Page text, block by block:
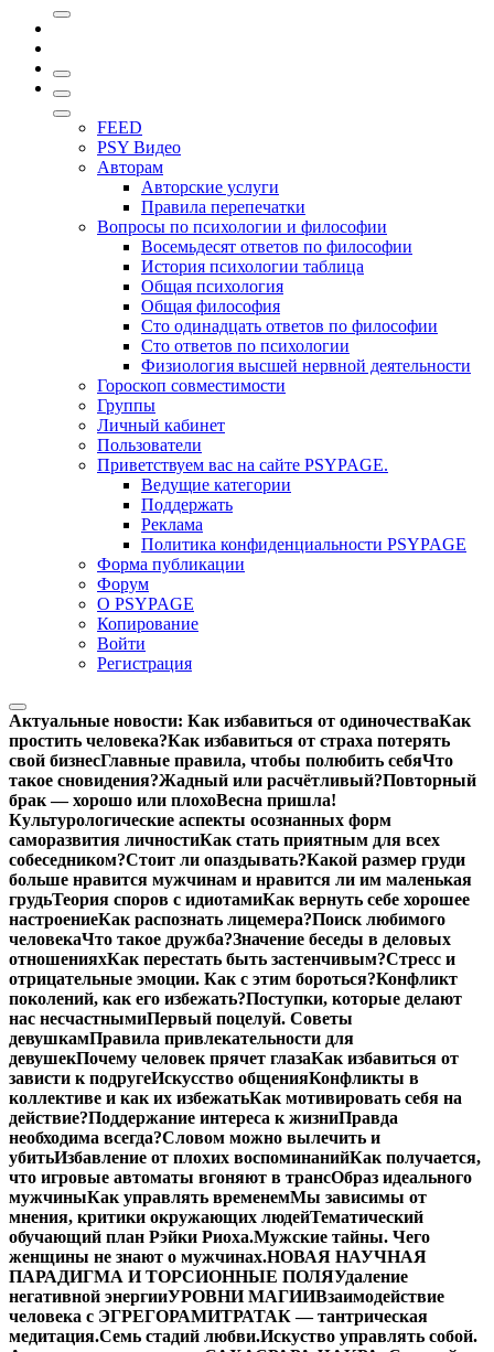
FEED
PSY Видео
Авторам
Авторские услуги
Правила перепечатки
Вопросы по психологии и философии
Восемьдесят ответов по философии
История психологии таблица
Общая психология
Общая философия
Сто одинадцать ответов по философии
Сто ответов по психологии
Физиология высшей нервной деятельности
Гороскоп совместимости
Группы
Личный кабинет
Пользователи
Приветствуем вас на сайте PSYPAGE.
Ведущие категории
Поддержать
Реклама
Политика конфиденциальности PSYPAGE
Форма публикации
Форум
О PSYPAGE
Копирование
Войти
Регистрация
Актуальные новости: Как избавиться от одиночестваКак
простить человека?Как избавиться от страха потерять
свой бизнесГлавные правила, чтобы полюбить себяЧто
такое сновидения?Жадный или расчётливый?Повторный
брак — хорошо или плохоВесна пришла!
Культурологические аспекты осознанных форм
саморазвития личностиКак стать приятным для всех
собеседником?Стоит ли опаздывать?Какой размер груди
больше нравится мужчинам и нравится ли им маленькая
грудьТеория споров с идиотамиКак вернуть себе хорошее
настроениеКак распознать лицемера?Поиск любимого
человекаЧто такое дружба?Значение беседы в деловых
отношенияхКак перестать быть застенчивым?Стресс и
отрицательные эмоции. Как с этим бороться?Конфликт
поколений, как его избежать?Поступки, которые делают
нас несчастнымиПервый поцелуй. Советы
девушкамПравила привлекательности для
девушекПочему человек прячет глазаКак избавиться от
зависти к подругеИскусство общенияКонфликты в
коллективе и как их избежатьКак мотивировать себя на
действие?Поддержание интереса к жизниПравда
необходима всегда?Словом можно вылечить и
убитьИзбавление от плохих воспоминанийКак получается,
что игровые автоматы вгоняют в трансОбраз идеального
мужчиныКак управлять временемМы зависимы от
мнения, критики окружающих людейТематический
обучающий план Рэйки Риоха.Мужские тайны. Чего
женщины не знают о мужчинах.НОВАЯ НАУЧНАЯ
ПАРАДИГМА И ТОРСИОННЫЕ ПОЛЯУдаление
негативной энергииУРОВНИ МАГИИВзаимодействие
человека с ЭГРЕГОРАМИТРАТАК — тантрическая
медитация.Семь стадий любви.Искуство управлять собой.